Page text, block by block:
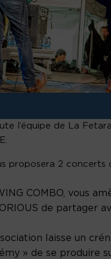
l’équipe de La
proposera 2 concerts
COMBO, vous
de partager
laisse un
» de se produire